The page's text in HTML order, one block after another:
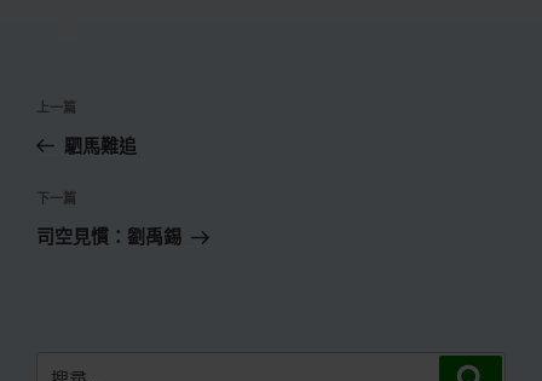
文
覽
上
一
文
章
上一篇
駟馬難追
下
一
下一篇
司空見慣：劉禹錫